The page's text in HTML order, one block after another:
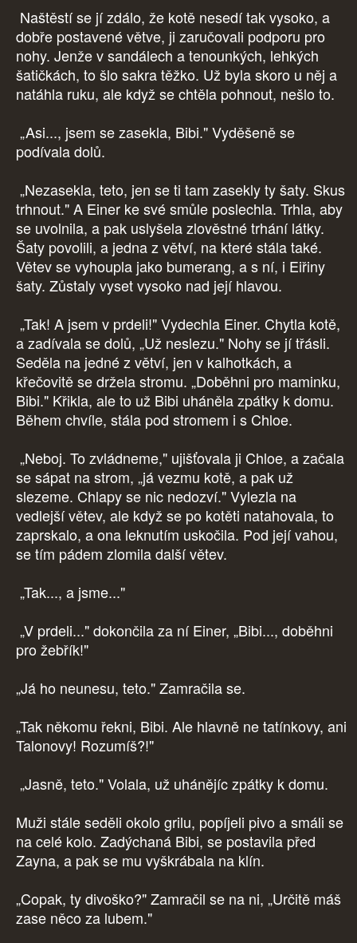
Naštěstí se jí zdálo, že kotě nesedí tak vysoko, a
dobře postavené větve, ji zaručovali podporu pro
nohy. Jenže v sandálech a tenounkých, lehkých
šatičkách, to šlo sakra těžko. Už byla skoro u něj a
natáhla ruku, ale když se chtěla pohnout, nešlo to.
„Asi..., jsem se zasekla, Bibi." Vyděšeně se
podívala dolů.
„Nezasekla, teto, jen se ti tam zasekly ty šaty. Skus
trhnout." A Einer ke své smůle poslechla. Trhla, aby
se uvolnila, a pak uslyšela zlověstné trhání látky.
Šaty povolili, a jedna z větví, na které stála také.
Větev se vyhoupla jako bumerang, a s ní, i Eiřiny
šaty. Zůstaly vyset vysoko nad její hlavou.
„Tak! A jsem v prdeli!" Vydechla Einer. Chytla kotě,
a zadívala se dolů, „Už neslezu." Nohy se jí třásli.
Seděla na jedné z větví, jen v kalhotkách, a
křečovitě se držela stromu. „Doběhni pro maminku,
Bibi." Křikla, ale to už Bibi uháněla zpátky k domu.
Během chvíle, stála pod stromem i s Chloe.
„Neboj. To zvládneme," ujišťovala ji Chloe, a začala
se sápat na strom, „já vezmu kotě, a pak už
slezeme. Chlapy se nic nedozví." Vylezla na
vedlejší větev, ale když se po kotěti natahovala, to
zaprskalo, a ona leknutím uskočila. Pod její vahou,
se tím pádem zlomila další větev.
„Tak..., a jsme..."
„V prdeli..." dokončila za ní Einer, „Bibi..., doběhni
pro žebřík!"
„Já ho neunesu, teto." Zamračila se.
„Tak někomu řekni, Bibi. Ale hlavně ne tatínkovy, ani
Talonovy! Rozumíš?!"
„Jasně, teto." Volala, už uhánějíc zpátky k domu.
Muži stále seděli okolo grilu, popíjeli pivo a smáli se
na celé kolo. Zadýchaná Bibi, se postavila před
Zayna, a pak se mu vyškrábala na klín.
„Copak, ty divoško?" Zamračil se na ni, „Určitě máš
zase něco za lubem."